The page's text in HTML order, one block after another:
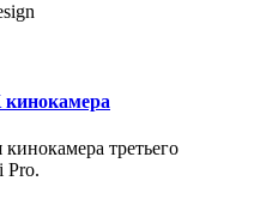
третьего
Pro.